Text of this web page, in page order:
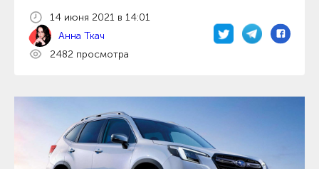
14 июня 2021 в 14:01
Анна Ткач
2482 просмотра